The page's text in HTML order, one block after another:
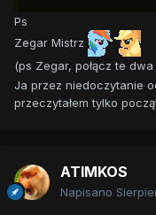
Ps
Zegar Mistrz
(ps Zegar, połącz te
Ja przez niedoczytanie
przeczytałem tylko
ATIMKOS
Napisano